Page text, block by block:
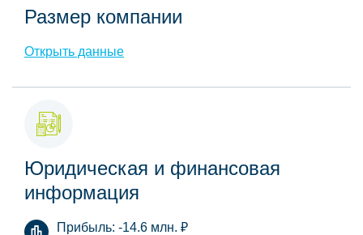
Размер компании
Открыть данные
Юридическая и финансовая
информация
Прибыль: -14.6 млн. ₽